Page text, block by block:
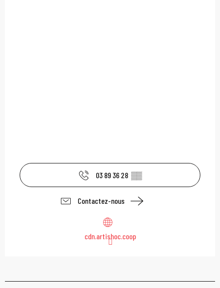
03 89 36 28 ▒▒
Contactez-nous
cdn.artishoc.coop